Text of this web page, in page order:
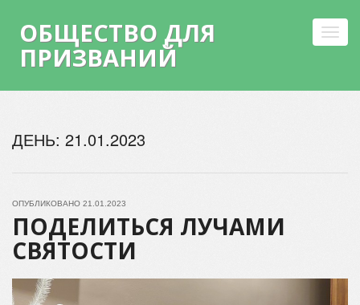
ОБЩЕСТВО ДЛЯ
ПРИЗВАНИЙ
content
ДЕНЬ: 21.01.2023
ОПУБЛИКОВАНО 21.01.2023
ПОДЕЛИТЬСЯ ЛУЧАМИ
СВЯТОСТИ